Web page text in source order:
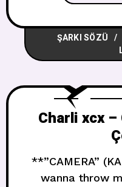
sofistikesin Dont
youre on your
yaşıyorsun Off
ŞARKI SÖZÜ
Charli xcx
**”CAMERA”
wanna throw